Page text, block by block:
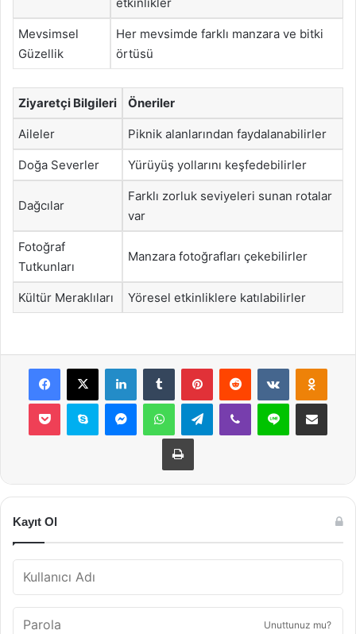
Mevsimsel
Güzellik
Her mevsimde farklı manzara ve bitki
örtüsü
Ziyaretçi Bilgileri Öneriler
Aileler Piknik alanlarından faydalanabilirler
Doğa Severler Yürüyüş yollarını keşfedebilirler
Dağcılar
Farklı zorluk seviyeleri sunan rotalar
var
Fotoğraf
Tutkunları
Manzara fotoğrafları çekebilirler
Kültür Meraklıları Yöresel etkinliklere katılabilirler
Facebook
X LinkedInTumblr PinterestReddit VKontakte
Pocket Skype MessengerWhatsAppTelegramViber Line E-Posta ile
Yazdır
Kayıt Ol
Unuttunuz mu?